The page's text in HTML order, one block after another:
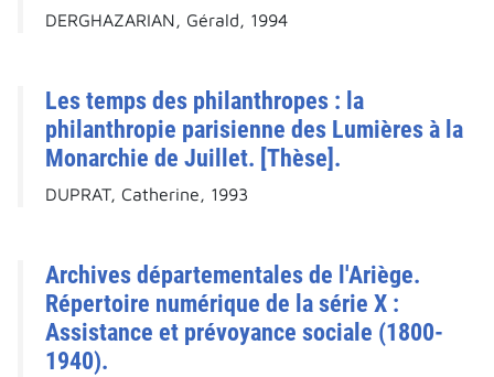
DERGHAZARIAN, Gérald, 1994
Les temps des philanthropes : la
philanthropie parisienne des Lumières à la
Monarchie de Juillet. [Thèse].
DUPRAT, Catherine, 1993
Archives départementales de l'Ariège.
Répertoire numérique de la série X :
Assistance et prévoyance sociale (1800-
1940).